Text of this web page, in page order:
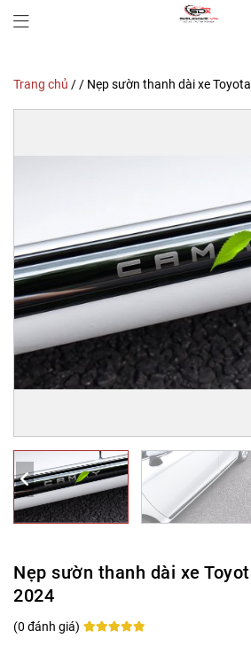
Trang chủ / / Nẹp sườn thanh dài xe
Nẹp sườn thanh dài xe
2024
(0 đánh giá)